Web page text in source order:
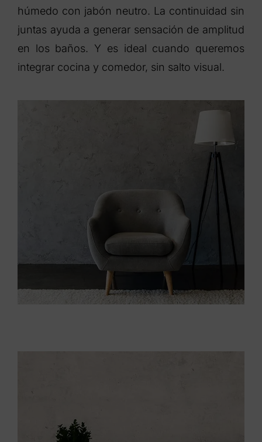
húmedo con jabón neutro. La continuidad sin
juntas ayuda a generar sensación de amplitud
en los baños. Y es ideal cuando queremos
integrar cocina y comedor, sin salto visual.